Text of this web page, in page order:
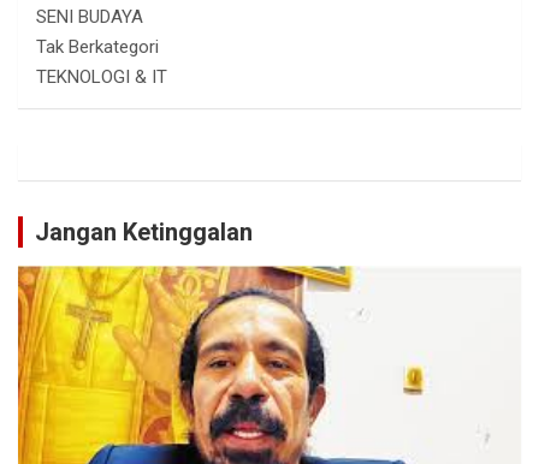
SENI BUDAYA
Tak Berkategori
TEKNOLOGI & IT
Jangan Ketinggalan